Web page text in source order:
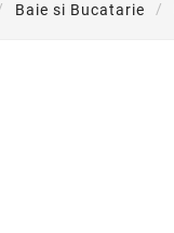
Baie si Bucatarie